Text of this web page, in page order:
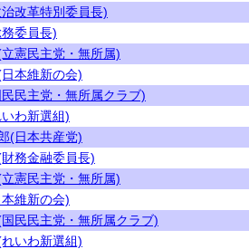
改革特別委員長)
委員長)
憲民主党・無所属)
本維新の会)
民主党・無所属クラブ)
わ新選組)
(日本共産党)
務金融委員長)
憲民主党・無所属)
維新の会)
民民主党・無所属クラブ)
いわ新選組)